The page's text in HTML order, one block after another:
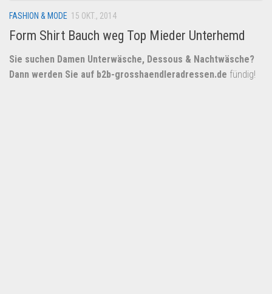
FASHION & MODE 15 OKT., 2014
Form Shirt Bauch weg Top Mieder Unterhemd
Sie suchen Damen Unterwäsche, Dessous & Nachtwäsche?
Dann werden Sie auf b2b-grosshaendleradressen.de fündig!